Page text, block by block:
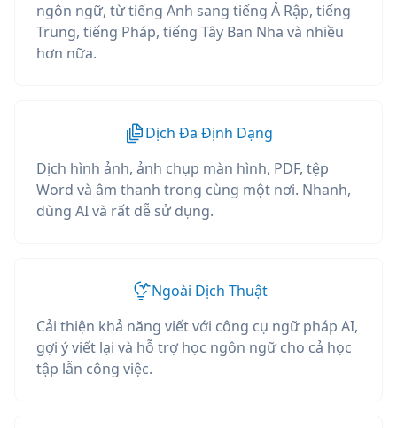
ngôn ngữ, từ tiếng Anh sang tiếng Ả Rập, tiếng
Trung, tiếng Pháp, tiếng Tây Ban Nha và nhiều
hơn nữa.
Dịch Đa Định Dạng
Dịch hình ảnh, ảnh chụp màn hình, PDF, tệp
Word và âm thanh trong cùng một nơi. Nhanh,
dùng AI và rất dễ sử dụng.
Ngoài Dịch Thuật
Cải thiện khả năng viết với công cụ ngữ pháp AI,
gợi ý viết lại và hỗ trợ học ngôn ngữ cho cả học
tập lẫn công việc.